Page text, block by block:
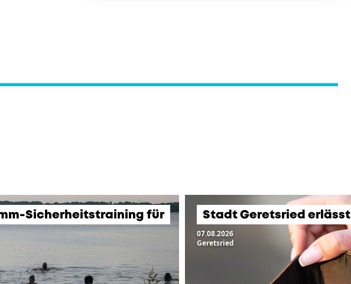
Sicherheitstraining für
Stadt Geretsried
07.08.2026
Geretsried